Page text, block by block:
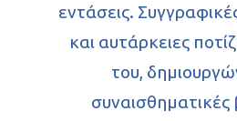
εντάσεις.
και αυτάρκειες
του,
συναισθηματικές